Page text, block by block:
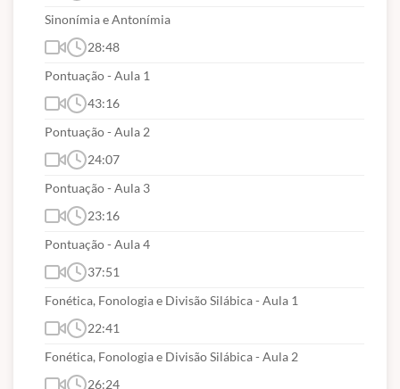
Sinonímia e Antonímia
28:48
Pontuação - Aula 1
43:16
Pontuação - Aula 2
24:07
Pontuação - Aula 3
23:16
Pontuação - Aula 4
37:51
Fonética, Fonologia e Divisão Silábica - Aula 1
22:41
Fonética, Fonologia e Divisão Silábica - Aula 2
26:24